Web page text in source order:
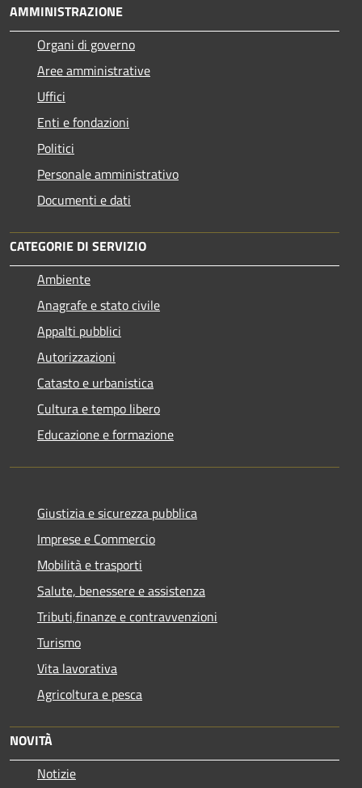
AMMINISTRAZIONE
Organi di governo
Aree amministrative
Uffici
Enti e fondazioni
Politici
Personale amministrativo
Documenti e dati
CATEGORIE DI SERVIZIO
Ambiente
Anagrafe e stato civile
Appalti pubblici
Autorizzazioni
Catasto e urbanistica
Cultura e tempo libero
Educazione e formazione
Giustizia e sicurezza pubblica
Imprese e Commercio
Mobilità e trasporti
Salute, benessere e assistenza
Tributi,finanze e contravvenzioni
Turismo
Vita lavorativa
Agricoltura e pesca
NOVITÀ
Notizie